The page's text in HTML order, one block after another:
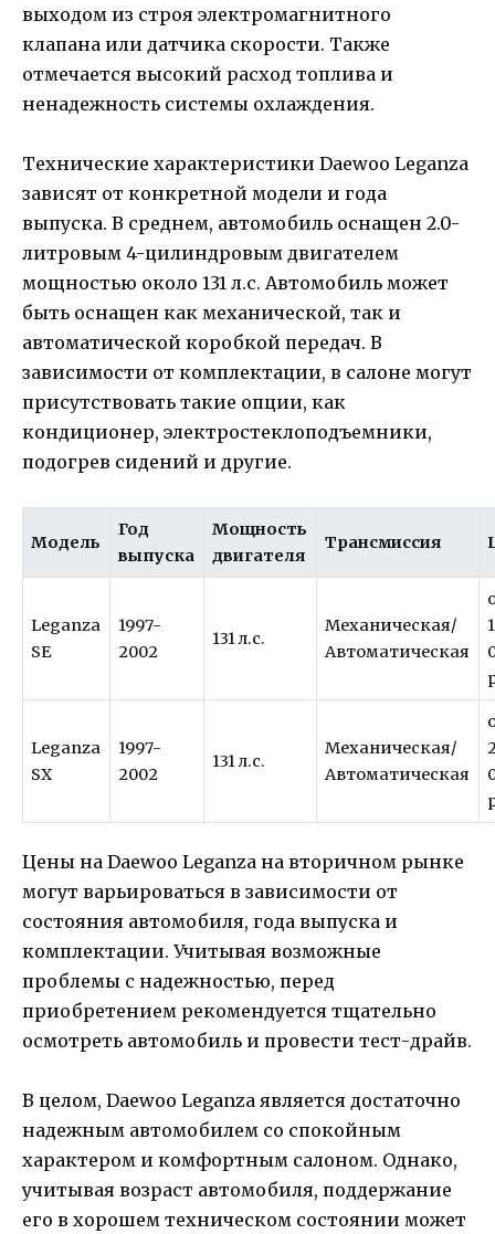
выходом из строя электромагнитного
клапана или датчика скорости. Также
отмечается высокий расход топлива и
ненадежность системы охлаждения.
Технические характеристики Daewoo Leganza
зависят от конкретной модели и года
выпуска. В среднем, автомобиль оснащен 2.0-
литровым 4-цилиндровым двигателем
мощностью около 131 л.с. Автомобиль может
быть оснащен как механической, так и
автоматической коробкой передач. В
зависимости от комплектации, в салоне могут
присутствовать такие опции, как
кондиционер, электростеклоподъемники,
подогрев сидений и другие.
Модель
Год
выпуска
Мощность
двигателя
Трансмиссия
Leganza
SE
1997-
2002
131 л.с.
Механическая/
Автоматическая
Leganza
SX
1997-
2002
131 л.с.
Механическая/
Автоматическая
Цены на Daewoo Leganza на вторичном рынке
могут варьироваться в зависимости от
состояния автомобиля, года выпуска и
комплектации. Учитывая возможные
проблемы с надежностью, перед
приобретением рекомендуется тщательно
осмотреть автомобиль и провести тест-драйв.
В целом, Daewoo Leganza является достаточно
надежным автомобилем со спокойным
характером и комфортным салоном. Однако,
учитывая возраст автомобиля, поддержание
его в хорошем техническом состоянии может